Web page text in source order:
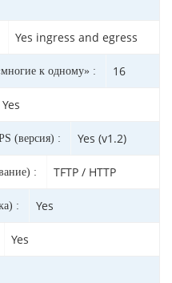
Yes ingress and egress
к одному» : 16
Yes
(версия) : Yes (v1.2)
: TFTP / HTTP
: Yes
Yes